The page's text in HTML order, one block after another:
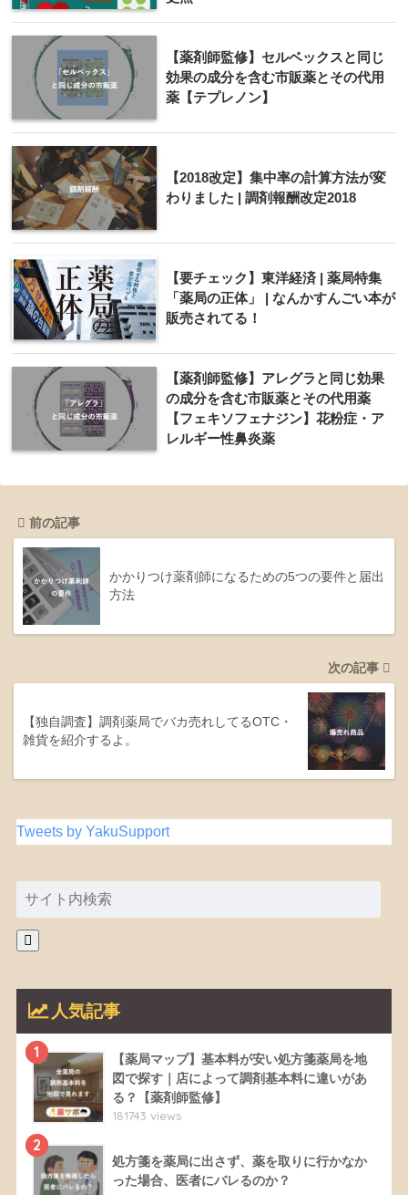
【薬剤師監修】セルベックスと同じ
効果の成分を含む市販薬とその代用
薬【テプレノン】
【2018改定】集中率の計算方法が変
わりました | 調剤報酬改定2018
【要チェック】東洋経済 | 薬局特集
「薬局の正体」 | なんかすんごい本が
販売されてる！
【薬剤師監修】アレグラと同じ効果
の成分を含む市販薬とその代用薬
【フェキソフェナジン】花粉症・ア
レルギー性鼻炎薬
前の記事
かかりつけ薬剤師になるための5つの要件と届出
方法
次の記事
【独自調査】調剤薬局でバカ売れしてるOTC・
雑貨を紹介するよ。
Tweets by YakuSupport
人気記事
1
【薬局マップ】基本料が安い処方箋薬局を地
図で探す｜店によって調剤基本料に違いがあ
る？【薬剤師監修】
181743 views
2
処方箋を薬局に出さず、薬を取りに行かなか
った場合、医者にバレるのか？